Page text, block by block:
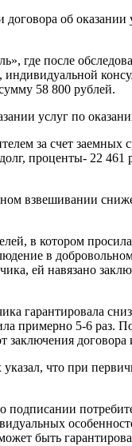
об
где после
58 800 рублей.
услуг по
за счет
проценты- 22
взвешивании
в котором
в
ей навязано
гарантировала
примерно 5-6 раз.
заключения
указал, что при
подписании
быть